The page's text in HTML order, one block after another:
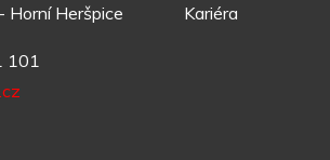
Heršpice
101
Kariéra